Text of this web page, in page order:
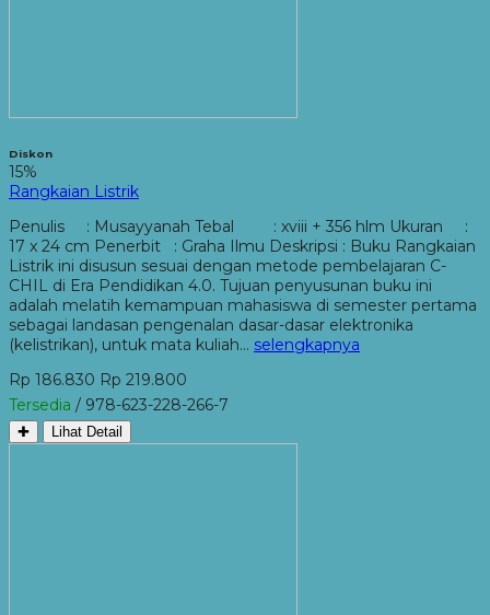
Diskon
15%
Rangkaian Listrik
Penulis : Musayyanah Tebal : xviii + 356 hlm Ukuran :
17 x 24 cm Penerbit : Graha Ilmu Deskripsi : Buku Rangkaian
Listrik ini disusun sesuai dengan metode pembelajaran C-
CHIL di Era Pendidikan 4.0. Tujuan penyusunan buku ini
adalah melatih kemampuan mahasiswa di semester pertama
sebagai landasan pengenalan dasar-dasar elektronika
(kelistrikan), untuk mata kuliah… selengkapnya
Rp 186.830 Rp 219.800
Tersedia / 978-623-228-266-7
✚ Lihat Detail